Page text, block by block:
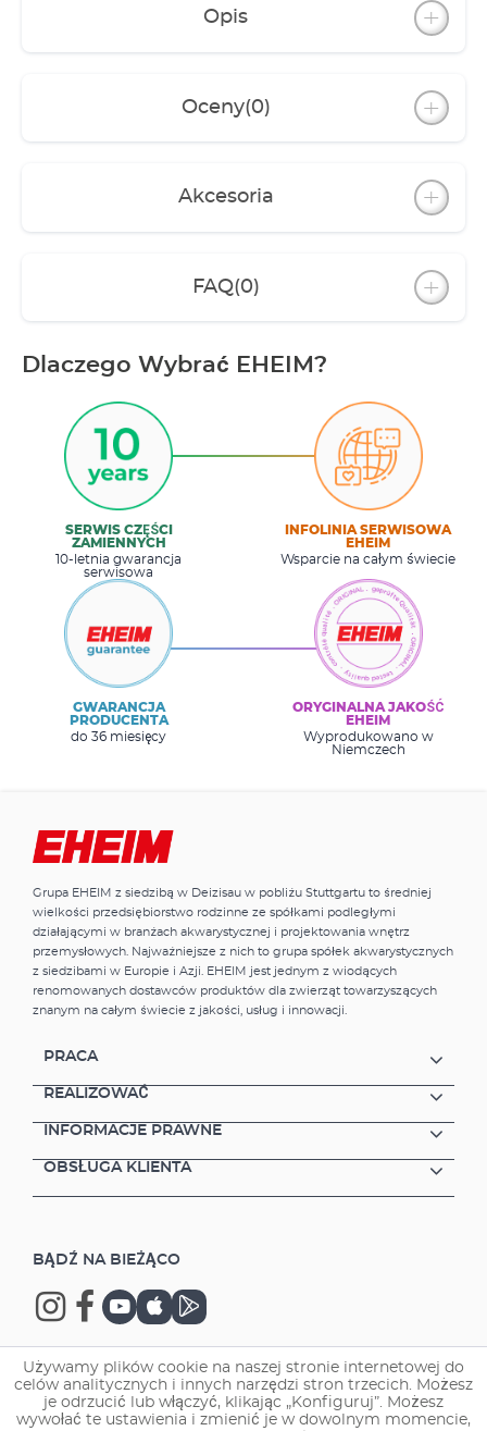
through a hole in the base at the back of the
Atmospheric LED lighting in the cabinet with
choose from thanks to the included EHEIM
Fully assembled cabinet
Opis
Oceny(0)
Akcesoria
FAQ(0)
Dlaczego Wybrać EHEIM?
SERWIS CZĘŚCI
ZAMIENNYCH
10-letnia gwarancja
serwisowa
INFOLINIA SERWISOWA
EHEIM
Wsparcie na całym świecie
GWARANCJA
PRODUCENTA
do 36 miesięcy
ORYGINALNA JAKOŚĆ
EHEIM
Wyprodukowano w
Niemczech
Grupa EHEIM z siedzibą w Deizisau w pobliżu Stuttgartu to średniej
wielkości przedsiębiorstwo rodzinne ze spółkami podległymi
działającymi w branżach akwarystycznej i projektowania wnętrz
przemysłowych. Najważniejsze z nich to grupa spółek akwarystycznych
z siedzibami w Europie i Azji. EHEIM jest jednym z wiodących
renomowanych dostawców produktów dla zwierząt towarzyszących
znanym na całym świecie z jakości, usług i innowacji.
PRACA
REALIZOWAĆ
INFORMACJE PRAWNE
OBSŁUGA KLIENTA
BĄDŹ NA BIEŻĄCO
Copyright © 2026 EHEIM GmbH & Co. KG.
Używamy plików cookie na naszej stronie internetowej do
celów analitycznych i innych narzędzi stron trzecich. Możesz
je odrzucić lub włączyć, klikając „Konfiguruj”. Możesz
wywołać te ustawienia i zmienić je w dowolnym momencie,